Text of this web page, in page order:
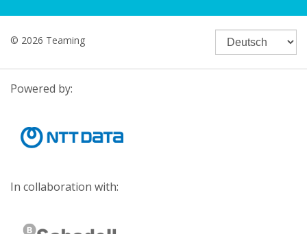
© 2026 Teaming
Powered by:
In collaboration with: